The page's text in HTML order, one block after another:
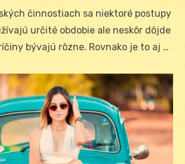
činnostiach sa niektoré postupy
určité obdobie ale neskôr dôjde
bývajú rôzne. Rovnako je to aj …